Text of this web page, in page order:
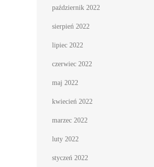
październik 2022
sierpień 2022
lipiec 2022
czerwiec 2022
maj 2022
kwiecień 2022
marzec 2022
luty 2022
styczeń 2022